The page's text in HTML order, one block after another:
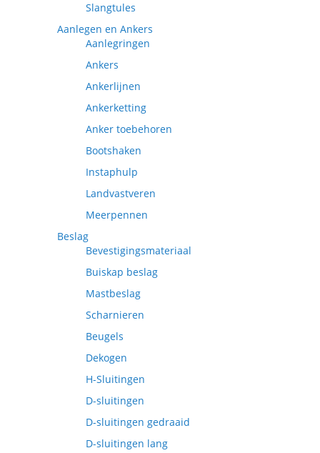
Slangtules
Aanlegen en Ankers
Aanlegringen
Ankers
Ankerlijnen
Ankerketting
Anker toebehoren
Bootshaken
Instaphulp
Landvastveren
Meerpennen
Beslag
Bevestigingsmateriaal
Buiskap beslag
Mastbeslag
Scharnieren
Beugels
Dekogen
H-Sluitingen
D-sluitingen
D-sluitingen gedraaid
D-sluitingen lang